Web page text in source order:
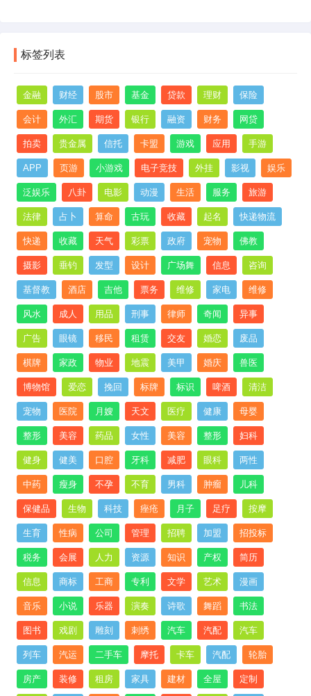
标签列表
金融 财经 股市 基金 贷款 理财 保险
会计 外汇 期货 银行 融资 财务 网贷
拍卖 贵金属 信托 卡盟 游戏 应用 手游
APP 页游 小游戏 电子竞技 外挂 影视 娱乐
泛娱乐 八卦 电影 动漫 生活 服务 旅游
法律 占卜 算命 古玩 收藏 起名 快递物流
快递 收藏 天气 彩票 政府 宠物 佛教
摄影 垂钓 发型 设计 广场舞 信息 咨询
基督教 酒店 吉他 票务 维修 家电 维修
风水 成人 用品 刑事 律师 奇闻 异事
广告 眼镜 移民 租赁 交友 婚恋 废品
棋牌 家政 物业 地震 美甲 婚庆 兽医
博物馆 爱恋 挽回 标牌 标识 啤酒 清洁
宠物 医院 月嫂 天文 医疗 健康 母婴
整形 美容 药品 女性 美容 整形 妇科
健身 健美 口腔 牙科 减肥 眼科 两性
中药 瘦身 不孕 不育 男科 肿瘤 儿科
保健品 生物 科技 痤疮 月子 足疗 按摩
生育 性病 公司 管理 招聘 加盟 招投标
税务 会展 人力 资源 知识 产权 简历
信息 商标 工商 专利 文学 艺术 漫画
音乐 小说 乐器 演奏 诗歌 舞蹈 书法
图书 戏剧 雕刻 刺绣 汽车 汽配 汽车
列车 汽运 二手车 摩托 卡车 汽配 轮胎
房产 装修 租房 家具 建材 全屋 定制